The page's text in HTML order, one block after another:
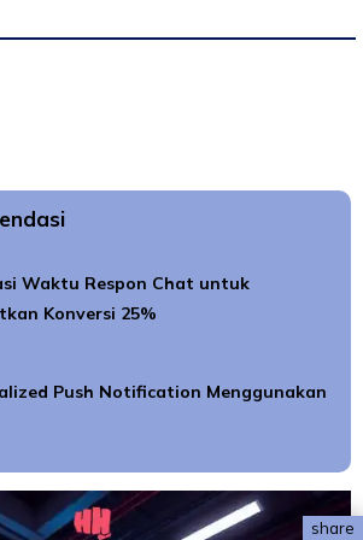
Waktu Respon Chat untuk
Konversi 25%
Push Notification Menggunakan
share